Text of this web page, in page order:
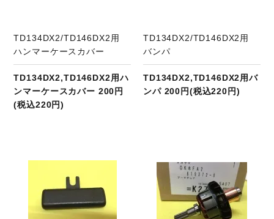
TD134DX2/TD146DX2用
ハンマーケースカバー
TD134DX2,TD146DX2用ハ
ンマーケースカバー 200円
(税込220円)
TD134DX2/TD146DX2用
バンパ
TD134DX2,TD146DX2用バ
ンパ 200円(税込220円)